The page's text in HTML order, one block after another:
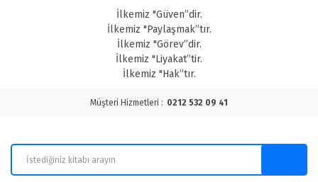
İlkemiz "Güven”dir.
İlkemiz "Paylaşmak”tır.
İlkemiz "Görev”dir.
İlkemiz "Liyakat”tir.
İlkemiz "Hak”tır.
Müşteri Hizmetleri : 0212 532 09 41